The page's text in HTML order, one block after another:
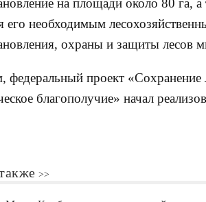
на площади около 80 га,
его необходимым
охраны и защиты лесов
проект «Сохранение
благополучие» начал